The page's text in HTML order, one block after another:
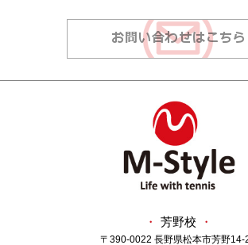
・ 芳野校 ・
〒390-0022 長野県松本市芳野14-